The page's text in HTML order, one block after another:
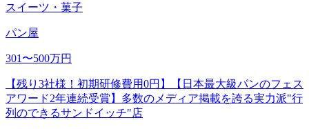
スイーツ・菓子
パン屋
301〜500万円
【残り3社様！初期研修費用0円】【⽇本最⼤級パンのフェス
アワード2年連続受賞】多数のメディア掲載を誇る実力派"行
列のできるサンドイッチ"店